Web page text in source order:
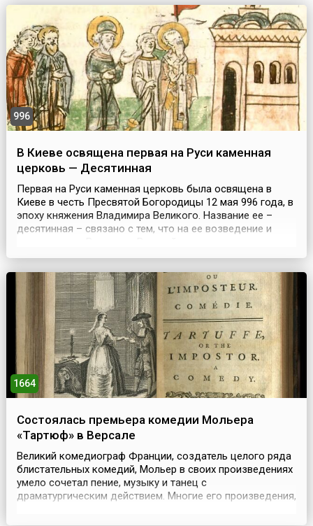
996
В Киеве освящена первая на Руси каменная
церковь — Десятинная
Первая на Руси каменная церковь была освящена в
Киеве в честь Пресвятой Богородицы 12 мая 996 года, в
эпоху княжения Владимира Великого. Название ее –
десятинная – связано с тем, что на ее возведение и
часть своих доходов – десятину. В источниках
Богородицы. Церковь представляла собой крестово-
купольный ш...
1664
Состоялась премьера комедии Мольера
«Тартюф» в Версале
Великий комедиограф Франции, создатель целого ряда
блистательных комедий, Мольер в своих произведениях
умело сочетал пение, музыку и танец с
драматургическим действием. Многие его произведения,
большое общественное значение.Если в своих ранних